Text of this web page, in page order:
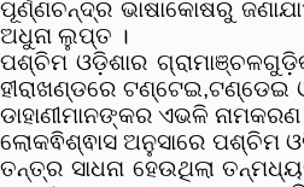
ପୂର୍ଣ୍ଣଚନ୍ଦ୍ର ଭାଷାକୋଷରୁ
ଅଧୁନା ଲୁପ୍ତ ।‌
ପଶ୍ଚିମ ଓଡ଼ିଶାର
ହୀରାଖଣ୍ଡରେ ଟଣ୍ଟେଇ,ଟଣ୍ଡେଇ
ଡାହାଣୀମାନଙ୍କର ଏଭଳି
ଲୋକଵିଶ୍ଵାସ ଅନୁସାରେ ପଶ୍ଚିମ
ତନ୍ତ୍ର ସାଧନା ହେଉଥିଲା